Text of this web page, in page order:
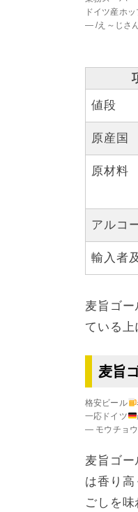
ドイツ産ホ
— /え～じさ
値段
原産国
原材料
アルコ
輸入者
麦旨ゴ
ている上
麦旨
格安ビール
一応ドイツ
— モウチョ
麦旨ゴ
は香り
ごしを